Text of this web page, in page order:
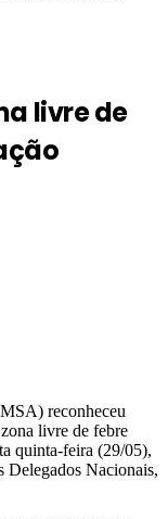
livre de
reconheceu
livre de febre
quinta-feira (29/05),
Delegados Nacionais,